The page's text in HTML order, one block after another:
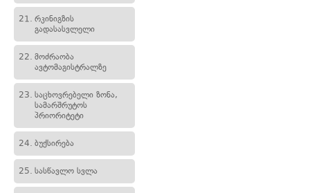
21. რკინიგზის
გადასასვლელი
22. მოძრაობა
ავტომაგისტრალზე
23. საცხოვრებელი ზონა,
სამარშრუტოს
პრიორიტეტი
24. ბუქსირება
25. სასწავლო სვლა